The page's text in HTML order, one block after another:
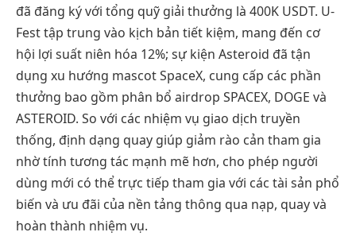
đã đăng ký với tổng quỹ giải thưởng là 400K USDT. U-
Fest tập trung vào kịch bản tiết kiệm, mang đến cơ
hội lợi suất niên hóa 12%; sự kiện Asteroid đã tận
dụng xu hướng mascot SpaceX, cung cấp các phần
thưởng bao gồm phân bổ airdrop SPACEX, DOGE và
ASTEROID. So với các nhiệm vụ giao dịch truyền
thống, định dạng quay giúp giảm rào cản tham gia
nhờ tính tương tác mạnh mẽ hơn, cho phép người
dùng mới có thể trực tiếp tham gia với các tài sản phổ
biến và ưu đãi của nền tảng thông qua nạp, quay và
hoàn thành nhiệm vụ.